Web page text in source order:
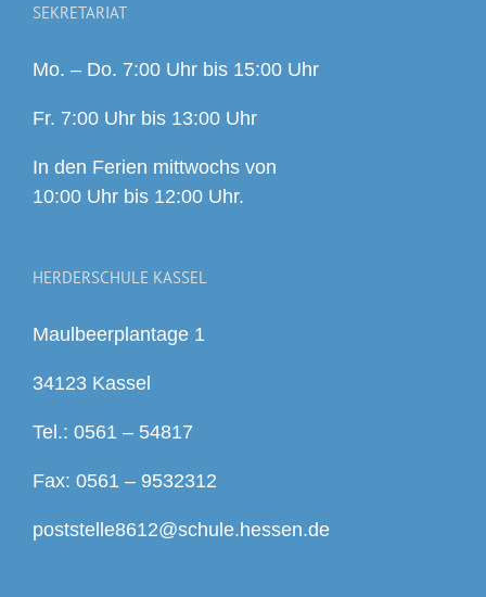
SEKRETARIAT
Mo. – Do. 7:00 Uhr bis 15:00 Uhr
Fr. 7:00 Uhr bis 13:00 Uhr
In den Ferien mittwochs von
10:00 Uhr bis 12:00 Uhr.
HERDERSCHULE KASSEL
Maulbeerplantage 1
34123 Kassel
Tel.: 0561 – 54817
Fax: 0561 – 9532312
poststelle8612@schule.hessen.de